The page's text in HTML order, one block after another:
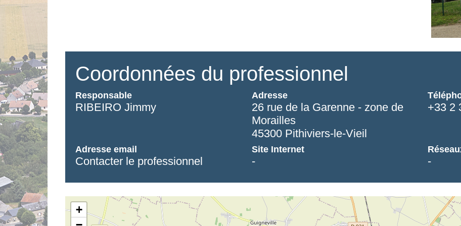
Coordonnées du professionnel
Responsable
RIBEIRO Jimmy
Adresse
26 rue de la Garenne - zone de
Morailles
45300 Pithiviers-le-Vieil
+33 2
Adresse email
Contacter le professionnel
Site Internet
- -
+